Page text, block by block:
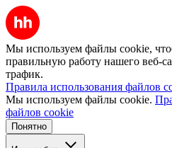
Мы используем файлы cookie,
правильную работу нашего веб-
трафик.
Правила использования файлов
Мы используем файлы cookie.
файлов cookie
Понятно